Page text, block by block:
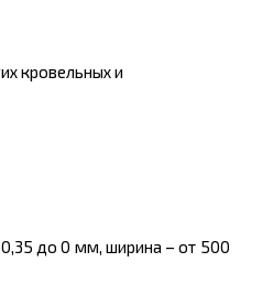
кровельных и
до 0 мм, ширина – от 500